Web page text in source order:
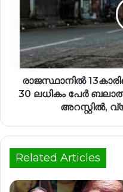
രാജസ്ഥാനിൽ
30 ലധികം പേർ
അറസ്റ്റിൽ,
Related Articles